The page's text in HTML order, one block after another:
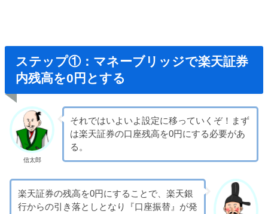
ステップ①：マネーブリッジで楽天証券
内残高を0円とする
信太郎
それではいよいよ設定に移っていくぞ！まず
は楽天証券の口座残高を0円にする必要があ
る。
楽天証券の残高を0円にすることで、楽天銀
行からの引き落としとなり『口座振替』が発